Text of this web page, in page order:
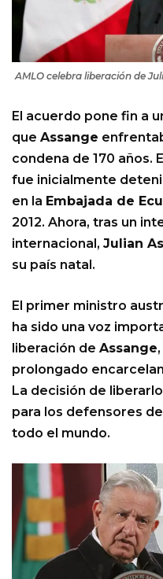
AMLO celebra liberación de
El acuerdo pone fin a
que Assange
condena de 170 años.
fue inicialmente
en la Embajada de
2012. Ahora, tras un
internacional, Julian
su país natal.
El primer ministro
ha sido una voz
liberación de Assange
prolongado
La decisión de
para los defensores
todo el mundo.